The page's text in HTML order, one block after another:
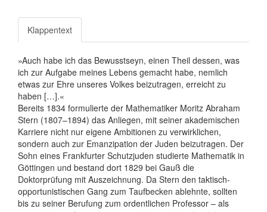
Klappentext
»Auch habe ich das Bewusstseyn, einen Theil dessen, was
ich zur Aufgabe meines Lebens gemacht habe, nemlich
etwas zur Ehre unseres Volkes beizutragen, erreicht zu
haben […].«
Bereits 1834 formulierte der Mathematiker Moritz Abraham
Stern (1807–1894) das Anliegen, mit seiner akademischen
Karriere nicht nur eigene Ambitionen zu verwirklichen,
sondern auch zur Emanzipation der Juden beizutragen. Der
Sohn eines Frankfurter Schutzjuden studierte Mathematik in
Göttingen und bestand dort 1829 bei Gauß die
Doktorprüfung mit Auszeichnung. Da Stern den taktisch-
opportunistischen Gang zum Taufbecken ablehnte, sollten
bis zu seiner Berufung zum ordentlichen Professor – als